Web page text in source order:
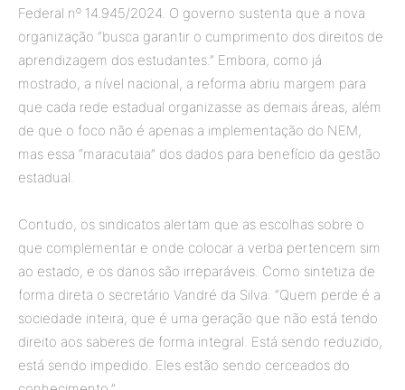
Federal nº 14.945/2024. O governo sustenta que a nova
organização “busca garantir o cumprimento dos direitos de
aprendizagem dos estudantes.” Embora, como já
mostrado, a nível nacional, a reforma abriu margem para
que cada rede estadual organizasse as demais áreas, além
de que o foco não é apenas a implementação do NEM,
mas essa “maracutaia” dos dados para benefício da gestão
estadual.
Contudo, os sindicatos alertam que as escolhas sobre o
que complementar e onde colocar a verba pertencem sim
ao estado, e os danos são irreparáveis. Como sintetiza de
forma direta o secretário Vandré da Silva: “Quem perde é a
sociedade inteira, que é uma geração que não está tendo
direito aos saberes de forma integral. Está sendo reduzido,
está sendo impedido. Eles estão sendo cerceados do